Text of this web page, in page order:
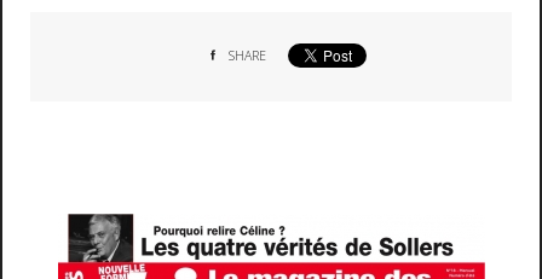
SHARE